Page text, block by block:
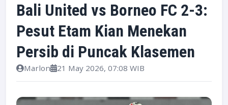
Bali United vs Borneo FC 2-3:
Pesut Etam Kian Menekan
Persib di Puncak Klasemen
Marlon 21 May 2026, 07:08 WIB